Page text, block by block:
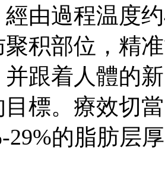
由過程温度
聚积部位，精
并跟着人體的
目標。療效切
29%的脂肪层